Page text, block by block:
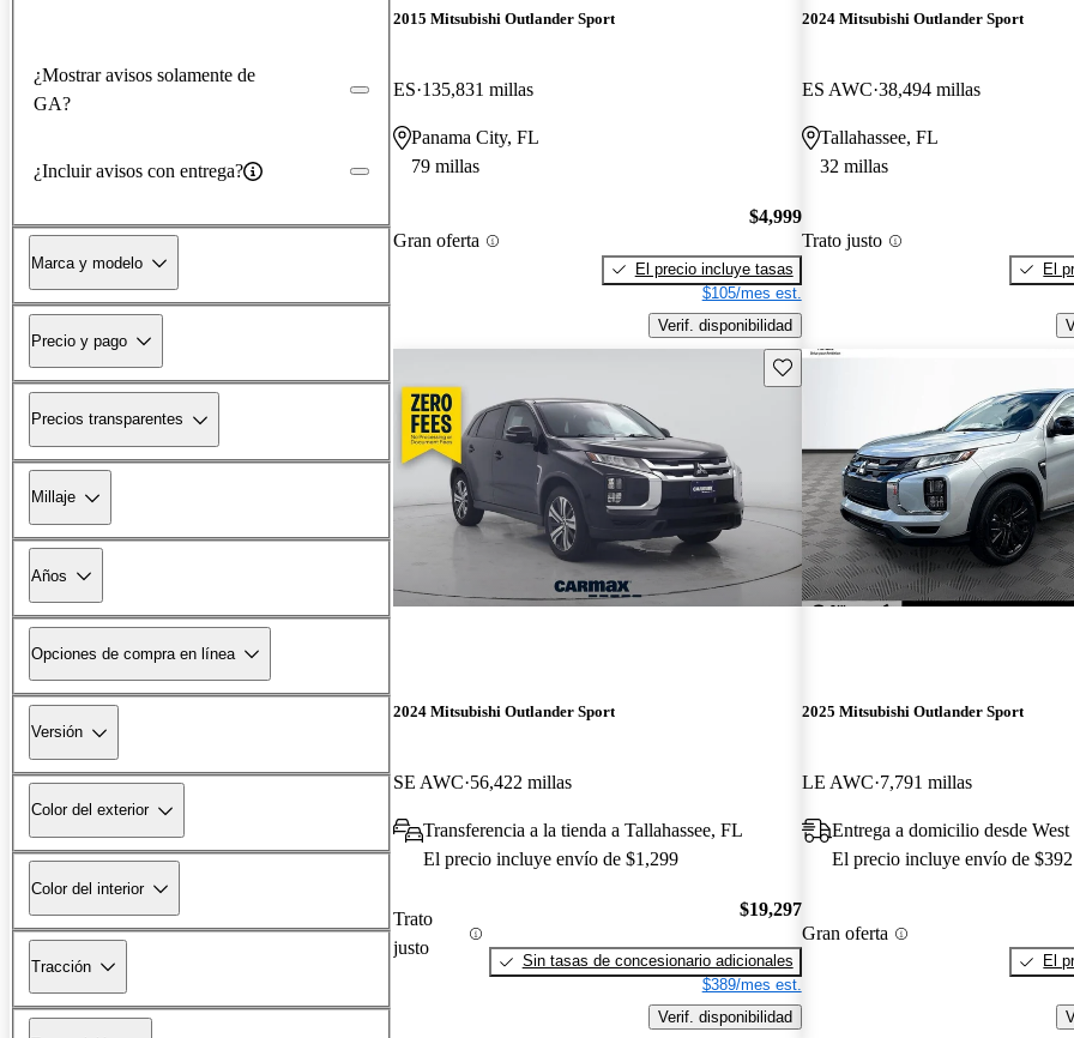
¿Mostrar avisos solamente de
GA?
¿Incluir avisos con entrega?
Marca y modelo
Precio y pago
Precios transparentes
Millaje
Años
Opciones de compra en línea
Versión
Color del exterior
Color del interior
Tracción
2015 Mitsubishi Outlander Sport
ES 135,831 millas
Panama City, FL
79 millas
Gran oferta
$4,999
El precio incluye tasas
$105/mes est.
Verif. disponibilidad
2024 Mitsubishi Outlander Sport
ES AWC 38,494 millas
Tallahassee, FL
32 millas
Trato justo
El
Guarda este Aviso
2024 Mitsubishi Outlander Sport
SE AWC 56,422 millas
Transferencia a la tienda a Tallahassee, FL
El precio incluye envío de $1,299
Trato
justo
$19,297
Sin tasas de concesionario adicionales
$389/mes est.
Verif. disponibilidad
2025 Mitsubishi Outlander Sport
LE AWC 7,791 millas
Entrega a domicilio desde
El precio incluye envío de $392
Gran oferta
El